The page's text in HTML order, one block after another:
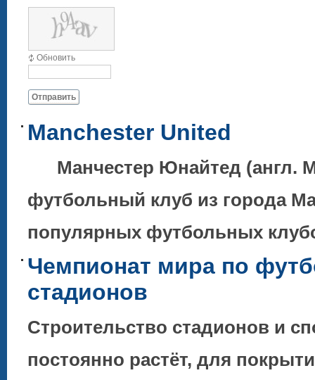
Обновить
Отправить
Manchester United
Манчестер Юнайтед (англ.
футбольный клуб из города
популярных футбольных
Чемпионат мира по
стадионов
Строительство стадионов и
постоянно растёт, для